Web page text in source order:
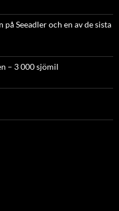
Seeadler och en av de sista
– 3 000 sjömil